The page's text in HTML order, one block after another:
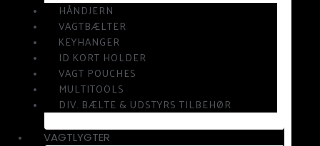
HÅNDJERN
VAGTBÆLTER
KEYHANGER
ID KORT HOLDER
VAGT POUCHES
MULTITOOLS
DIV. BÆLTE & UDSTYRS TILBEHØR
VAGTLYGTER